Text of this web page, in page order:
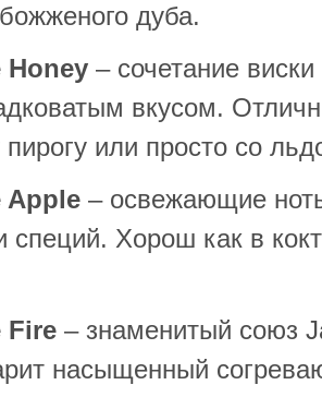
дуба.
Honey – сочетание
вкусом.
или просто со
Apple – освежающие
специй. Хорош как в
Fire – знаменитый союз
насыщенный